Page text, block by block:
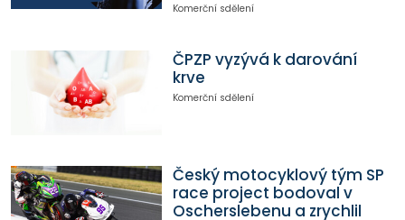
Komerční sdělení
ČPZP vyzývá k darování
krve
Komerční sdělení
Český motocyklový tým SP
race project bodoval v
Oscherslebenu a zrychlil